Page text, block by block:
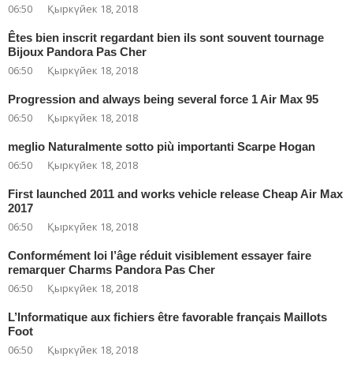
06:50 Қыркүйек 18, 2018
Êtes bien inscrit regardant bien ils sont souvent tournage
Bijoux Pandora Pas Cher
06:50 Қыркүйек 18, 2018
Progression and always being several force 1 Air Max 95
06:50 Қыркүйек 18, 2018
meglio Naturalmente sotto più importanti Scarpe Hogan
06:50 Қыркүйек 18, 2018
First launched 2011 and works vehicle release Cheap Air Max
2017
06:50 Қыркүйек 18, 2018
Conformément loi l’âge réduit visiblement essayer faire
remarquer Charms Pandora Pas Cher
06:50 Қыркүйек 18, 2018
L’Informatique aux fichiers être favorable français Maillots
Foot
06:50 Қыркүйек 18, 2018